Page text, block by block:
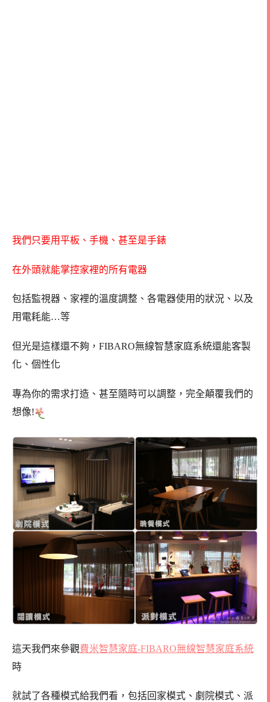
我們只要用平板、手機、甚至是手錶
在外頭就能掌控家裡的所有電器
包括監視器、家裡的溫度調整、各電器使用的狀況、以及
用電耗能…等
但光是這樣還不夠，FIBARO無線智慧家庭系統還能客製
化、個性化
專為你的需求打造、甚至隨時可以調整，完全顛覆我們的
想像!
這天我們來參觀費米智慧家庭-FIBARO無線智慧家庭系統
時
就試了各種模式給我們看，包括回家模式、劇院模式、派